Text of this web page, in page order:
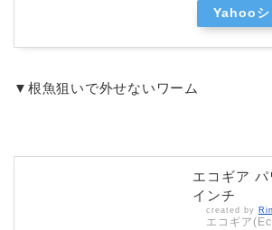
Yahooシ
▼根魚狙いで外せないワーム
エコギア
インチ
created by
エコギア